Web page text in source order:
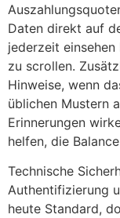
Daten direkt auf
jederzeit
zu scrollen.
Hinweise, wenn
üblichen Mustern
Erinnerungen
helfen, die
Technische
Authentifizierung
heute Standard,